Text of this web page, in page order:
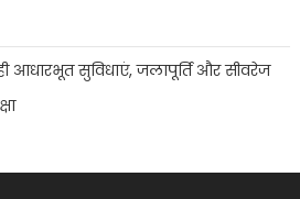
आधारभूत सुविधाएं, जलापूर्ति और सीवरेज